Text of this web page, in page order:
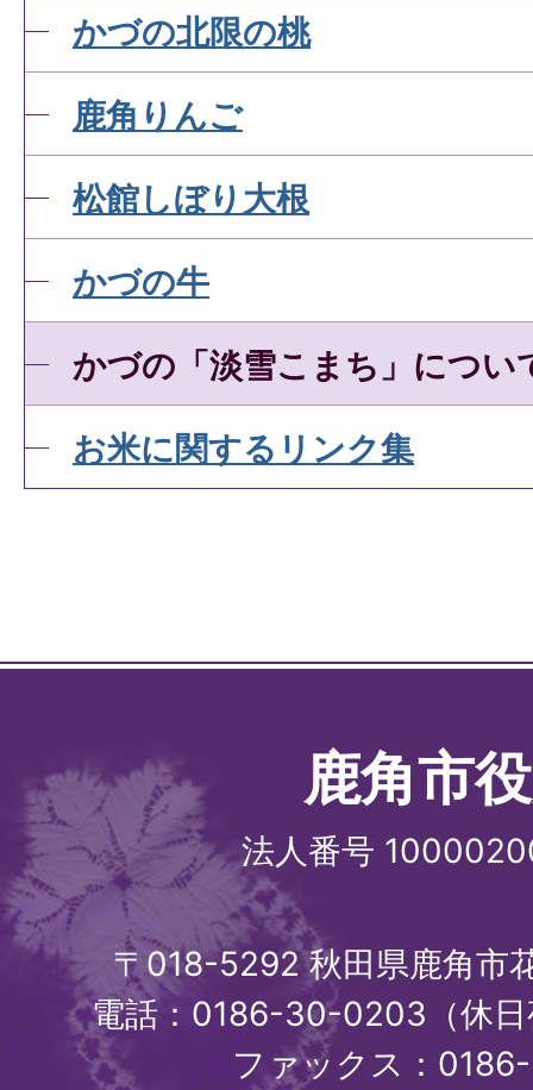
かづの北限の桃
鹿角りんご
松館しぼり大根
かづの牛
かづの「淡雪こまち」につい
お米に関するリンク集
鹿角市
法人番号
〒018-5292 秋田県鹿角市
電話：0186-30-0203（休
ファックス：